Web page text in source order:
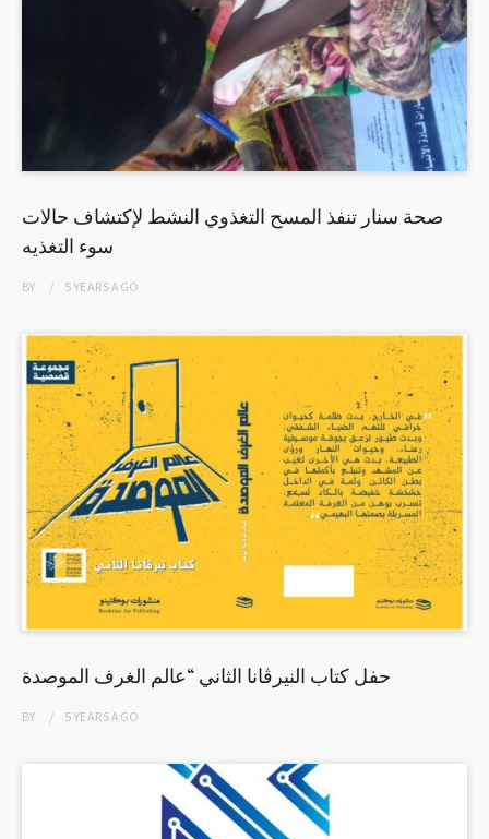
صحة سنار تنفذ المسح التغذوي النشط لإكتشاف حالات
سوء التغذيه
BY 5 YEARSAGO
حفل كتاب النيرڤانا الثاني “عالم الغرف الموصدة
BY 5 YEARSAGO